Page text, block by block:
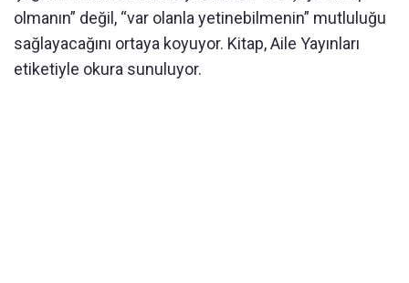
olmanın” değil, “var olanla yetinebilmenin” mutluluğu
sağlayacağını ortaya koyuyor. Kitap, Aile Yayınları
etiketiyle okura sunuluyor.